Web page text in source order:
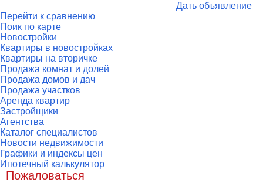
Дать объявление
Перейти к сравнению
Поик по карте
Новостройки
Квартиры в новостройках
Квартиры на вторичке
Продажа комнат и долей
Продажа домов и дач
Продажа участков
Аренда квартир
Застройщики
Агентства
Каталог специалистов
Новости недвижимости
Графики и индексы цен
Ипотечный калькулятор
Пожаловаться